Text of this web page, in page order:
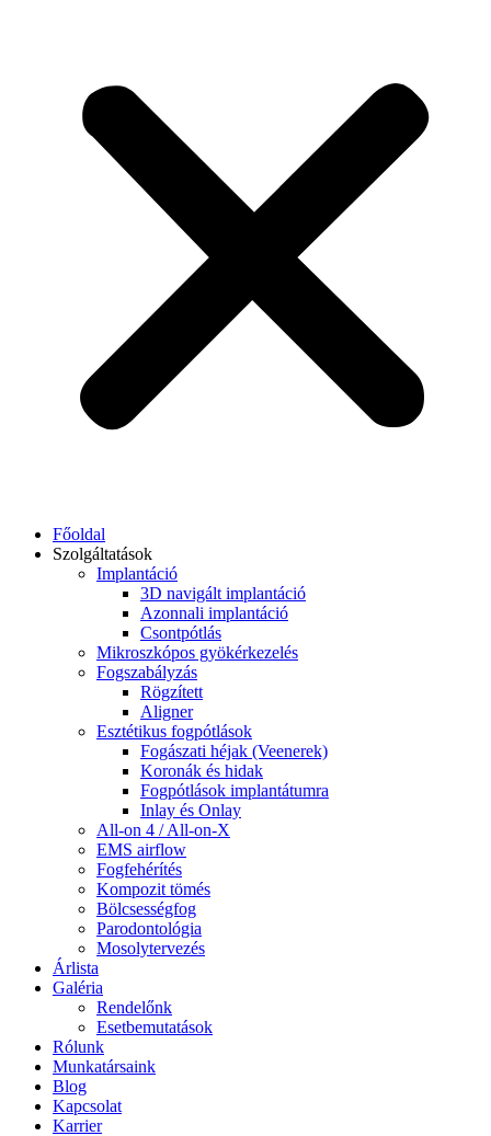
Főoldal
Szolgáltatások
Implantáció
3D navigált implantáció
Azonnali implantáció
Csontpótlás
Mikroszkópos gyökérkezelés
Fogszabályzás
Rögzített
Aligner
Esztétikus fogpótlások
Fogászati héjak (Veenerek)
Koronák és hidak
Fogpótlások implantátumra
Inlay és Onlay
All-on 4 / All-on-X
EMS airflow
Fogfehérítés
Kompozit tömés
Bölcsességfog
Parodontológia
Mosolytervezés
Árlista
Galéria
Rendelőnk
Esetbemutatások
Rólunk
Munkatársaink
Blog
Kapcsolat
Karrier